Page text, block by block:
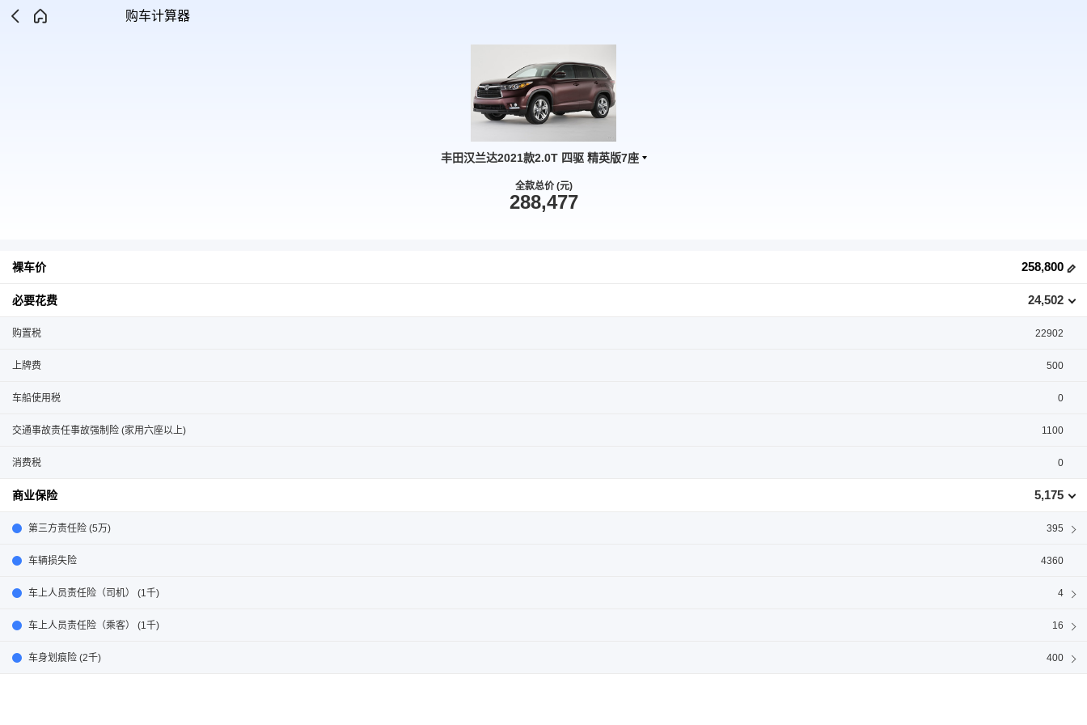
购车计算器
丰田汉兰达2021款2.0T 四驱 精英版7座
全款总价 (元)
288,477
裸车价 258,800
必要花费 24,502
购置税 22902
上牌费 500
车船使用税 0
交通事故责任事故强制险 (家用六座以上) 1100
消费税 0
商业保险 5,175
第三方责任险 (5万) 395
车辆损失险 4360
车上人员责任险（司机） (1千) 4
车上人员责任险（乘客） (1千) 16
车身划痕险 (2千) 400